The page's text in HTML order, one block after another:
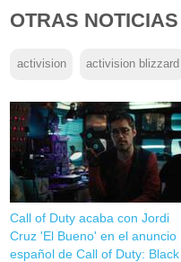
OTRAS
activision activision blizzard
Call of Duty acaba con Jordi
Cruz 'El Bueno' en el anuncio
español de Call of Duty: Black